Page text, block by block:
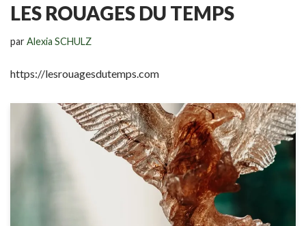
LES ROUAGES DU TEMPS
parAlexia SCHULZ
https://lesrouagesdutemps.com